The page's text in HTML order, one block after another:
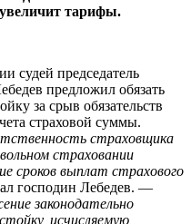
тарифы.
судей председатель
предложил обязать
за срыв обязательств
страховой суммы.
страховщика
страховании
сроков выплат страхового
господин Лебедев. —
законодательно
исчисляемую